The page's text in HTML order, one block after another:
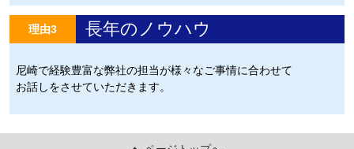
理由3 長年のノウハウ
尼崎で経験豊富な弊社の担当が様々なご事情に合わせて
お話しをさせていただきます。